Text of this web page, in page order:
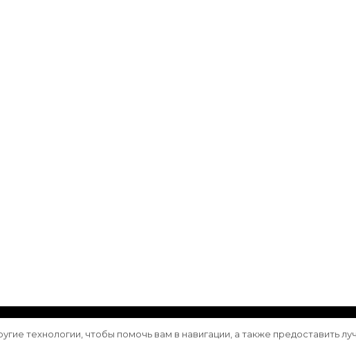
защищены. Vilva | Разработана
технологии, чтобы помочь вам в навигации, а также предоставить